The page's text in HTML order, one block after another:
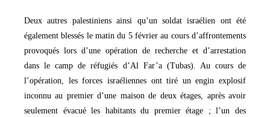
Deux autres palestiniens ainsi qu’un soldat israélien ont été
également blessés le matin du 5 février au cours d’affrontements
provoqués lors d’une opération de recherche et d’arrestation
dans le camp de réfugiés d’Al Far’a (Tubas). Au cours de
l’opération, les forces israéliennes ont tiré un engin explosif
inconnu au premier d’une maison de deux étages, après avoir
seulement évacué les habitants du premier étage ; l’un des